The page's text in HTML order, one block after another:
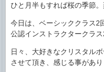
ひと月半もすれば桜の季節。
今日は、ベーシッククラス2
公認インストラクタークラス
日々、大好きなクリスタル
させて頂き、感じる事があり